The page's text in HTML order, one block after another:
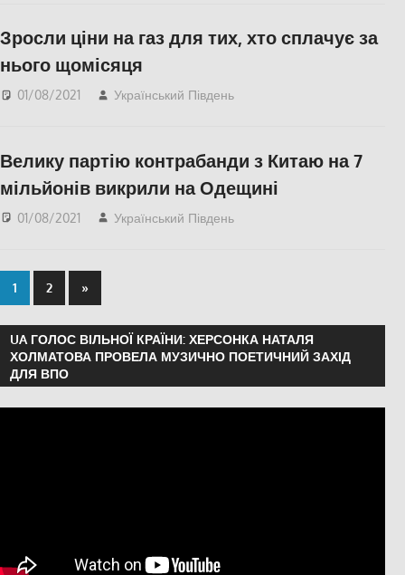
СУСПІЛЬСТВО,Фото
Зросли ціни на газ для тих, хто сплачує за
нього щомісяця
01/08/2021 Український Південь
Велику партію контрабанди з Китаю на 7
мільйонів викрили на Одещині
01/08/2021 Український Південь
1 2 »
UA ГОЛОС ВІЛЬНОЇ КРАЇНИ: ХЕРСОНКА НАТАЛЯ
ХОЛМАТОВА ПРОВЕЛА МУЗИЧНО ПОЕТИЧНИЙ ЗАХІД
ДЛЯ ВПО